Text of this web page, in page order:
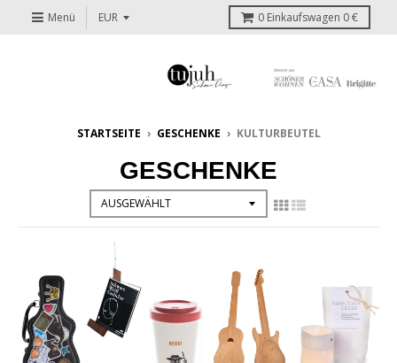
Menü 0 Einkaufswagen 0 €
STARTSEITE › GESCHENKE › KULTURBEUTEL
GESCHENKE